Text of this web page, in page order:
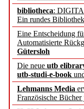
bibliotheca:
Ein rundes
Eine Entscheidung
Automatisierte
Gütersloh
Die neue utb
utb-studi-e-book
Lehmanns Media
Französische